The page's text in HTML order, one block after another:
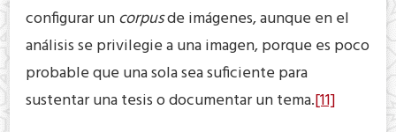
configurar uncorpusde imágenes, aunque en el
análisis se privilegie a una imagen, porque es poco
probable que una sola sea suficiente para
sustentar una tesis o documentar un tema.[11]